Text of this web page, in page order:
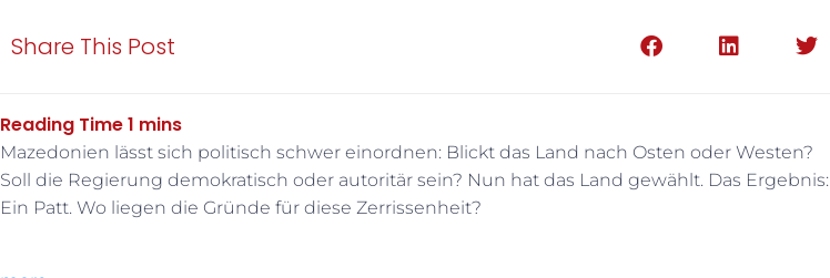
Share This Post
Mazedonien lässt sich politisch schwer einordnen: Blickt das Land nach Osten oder Westen?
Soll die Regierung demokratisch oder autoritär sein? Nun hat das Land gewählt. Das Ergebnis:
Ein Patt. Wo liegen die Gründe für diese Zerrissenheit?